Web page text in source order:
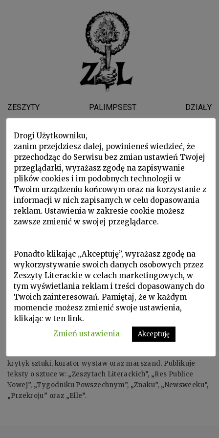
ZESZYTY PALIMPSEST DZIAŁY
BOGUSŁAW
DEPTUŁA
krytyk sztuki, kurator wystaw oraz marszand. Publikuje
teksty o sztuce w: „Zeszytach Literackich”, „Res Publice
Nowej”, „Tygodniku Powszechnym”, „Znaku”, „Newsweeku”,
„Przekroju” oraz „Elle”.
Drogi Użytkowniku,
zanim przejdziesz dalej, powinieneś wiedzieć, że
przechodząc do Serwisu bez zmian ustawień Twojej
przeglądarki, wyrażasz zgodę na zapisywanie
plików cookies i im podobnych technologii w
Twoim urządzeniu końcowym oraz na korzystanie z
informacji w nich zapisanych w celu dopasowania
reklam. Ustawienia w zakresie cookie możesz
zawsze zmienić w swojej przeglądarce.
Ponadto klikając „Akceptuję”, wyrażasz zgodę na
wykorzystywanie swoich danych osobowych przez
Zeszyty Literackie w celach marketingowych, w
tym wyświetlania reklam i treści dopasowanych do
Twoich zainteresowań. Pamiętaj, że w każdym
momencie możesz zmienić swoje ustawienia,
klikając w ten link.
Zmień ustawienia
Akceptuję